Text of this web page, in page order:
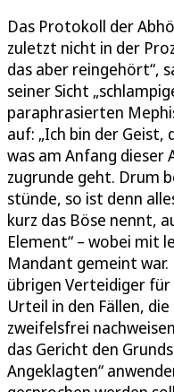
Das Protokoll der
zuletzt nicht in der
das aber reingehört“,
seiner Sicht
paraphrasierten
auf: „Ich bin der
was am Anfang dieser
zugrunde geht. Drum
stünde, so ist denn
kurz das Böse nennt,
Element“ – wobei mit
Mandant gemeint
übrigen Verteidiger
Urteil in den Fällen,
zweifelsfrei
das Gericht den
Angeklagten“